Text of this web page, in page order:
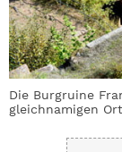
Die Burgruine
gleichnamigen